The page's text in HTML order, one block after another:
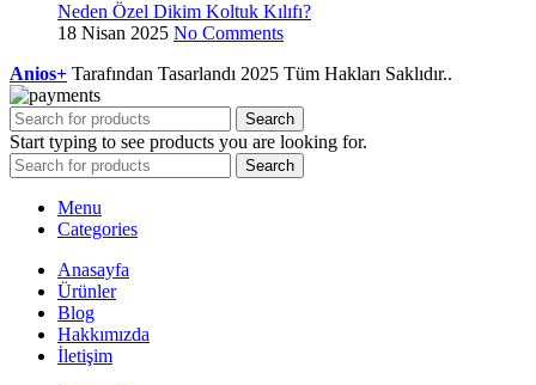
Neden Özel Dikim Koltuk Kılıfı?
18 Nisan 2025 No Comments
Anios+ Tarafından Tasarlandı 2025 Tüm Hakları Saklıdır..
Search
Start typing to see products you are looking for.
Search
Menu
Categories
Anasayfa
Ürünler
Blog
Hakkımızda
İletişim